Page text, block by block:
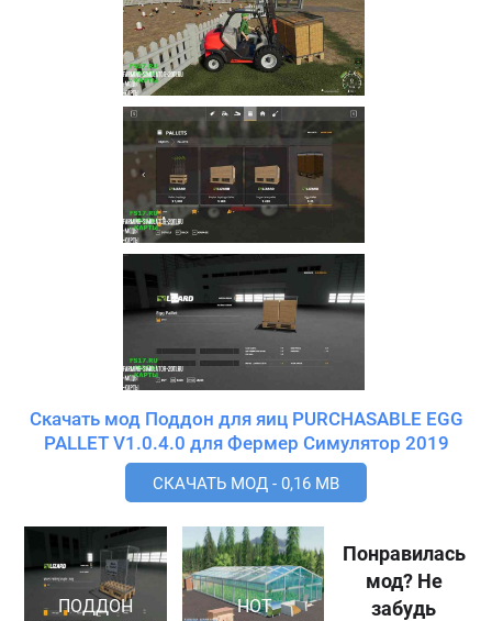
Скачать мод Поддон для яиц PURCHASABLE EGG
PALLET V1.0.4.0 для Фермер Симулятор 2019
СКАЧАТЬ МОД - 0,16 MB
ПОДДОН
HOT
Понравилась
мод? Не
забудь